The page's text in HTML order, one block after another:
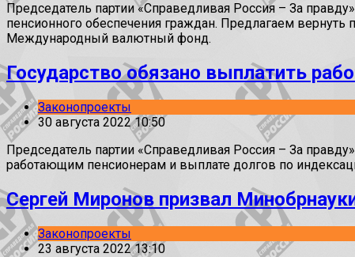
Председатель партии «Справедливая Россия – За
пенсионного обеспечения граждан. Предлагаем
Международный валютный фонд.
Государство обязано выплатить
Законопроекты
30 августа 2022 10:50
Председатель партии «Справедливая Россия – За
работающим пенсионерам и выплате долгов по
Сергей Миронов призвал
Законопроекты
23 августа 2022 13:10